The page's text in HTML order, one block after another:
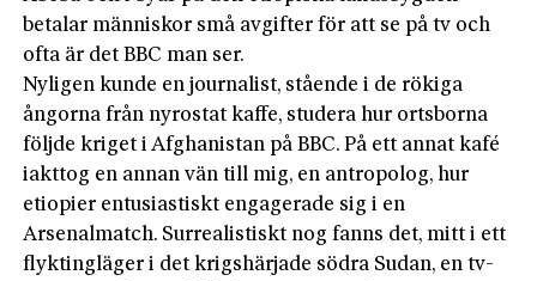
betalar människor små avgifter för att se på tv och
ofta är det BBC man ser.
Nyligen kunde en journalist, stående i de rökiga
ångorna från nyrostat kaffe, studera hur ortsborna
följde kriget i Afghanistan på BBC. På ett annat kafé
iakttog en annan vän till mig, en antropolog, hur
etiopier entusiastiskt engagerade sig i en
Arsenalmatch. Surrealistiskt nog fanns det, mitt i ett
flyktingläger i det krigshärjade södra Sudan, en tv-